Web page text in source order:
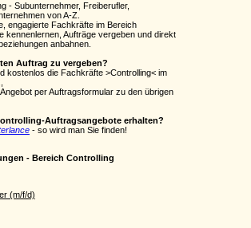
- Subunternehmer, Freiberufler,
von A-Z.
engagierte Fachkräfte im Bereich
kennenlernen, Aufträge vergeben und direkt
anbahnen.
Auftrag zu vergeben?
kostenlos die Fachkräfte >Controlling< im
per Auftragsformular zu den übrigen
Auftragsangebote erhalten?
- so wird man Sie finden!